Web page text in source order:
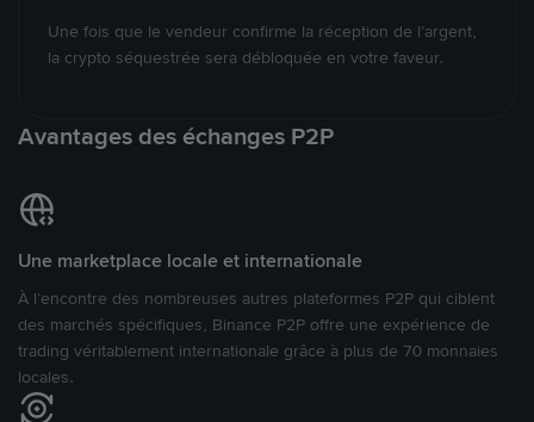
Une fois que le vendeur confirme la réception de l’argent,
la crypto séquestrée sera débloquée en votre faveur.
Avantages des échanges P2P
Une marketplace locale et internationale
À l’encontre des nombreuses autres plateformes P2P qui ciblent
des marchés spécifiques, Binance P2P offre une expérience de
trading véritablement internationale grâce à plus de 70 monnaies
locales.